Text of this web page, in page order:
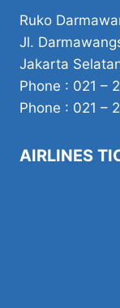
Ruko
Jl.
Jakarta
Phone : 021 –
Phone : 021 –
AIRLINES